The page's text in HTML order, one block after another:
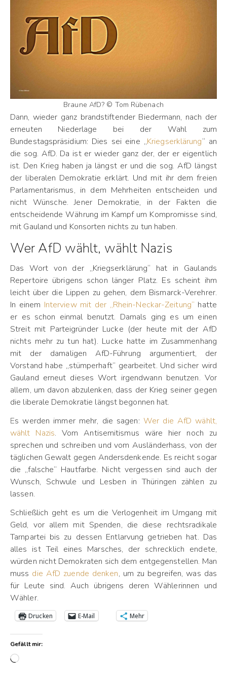
Braune AfD? © Tom Rübenach
Dann, wieder ganz brandstiftender Biedermann, nach der
erneuten Niederlage bei der Wahl zum
Bundestagspräsidium: Dies sei eine „Kriegserklärung“ an
die sog. AfD. Da ist er wieder ganz der, der er eigentlich
ist. Den Krieg haben ja längst er und die sog. AfD längst
der liberalen Demokratie erklärt. Und mit ihr dem freien
Parlamentarismus, in dem Mehrheiten entscheiden und
nicht Wünsche. Jener Demokratie, in der Fakten die
entscheidende Währung im Kampf um Kompromisse sind,
mit Gauland und Konsorten nichts zu tun haben.
Wer AfD wählt, wählt Nazis
Das Wort von der „Kriegserklärung“ hat in Gaulands
Repertoire übrigens schon länger Platz. Es scheint ihm
leicht über die Lippen zu gehen, dem Bismarck-Verehrer.
In einem Interview mit der „Rhein-Neckar-Zeitung“ hatte
er es schon einmal benutzt. Damals ging es um einen
Streit mit Parteigründer Lucke (der heute mit der AfD
nichts mehr zu tun hat). Lucke hatte im Zusammenhang
mit der damaligen AfD-Führung argumentiert, der
Vorstand habe „stümperhaft“ gearbeitet. Und sicher wird
Gauland erneut dieses Wort irgendwann benutzen. Vor
allem, um davon abzulenken, dass der Krieg seiner gegen
die liberale Demokratie längst begonnen hat.
Es werden immer mehr, die sagen: Wer die AfD wählt,
wählt Nazis. Vom Antisemitismus wäre hier noch zu
sprechen und schreiben und vom Ausländerhass, von der
täglichen Gewalt gegen Andersdenkende. Es reicht sogar
die „falsche“ Hautfarbe. Nicht vergessen sind auch der
Wunsch, Schwule und Lesben in Thüringen zählen zu
lassen.
Schließlich geht es um die Verlogenheit im Umgang mit
Geld, vor allem mit Spenden, die diese rechtsradikale
Tarnpartei bis zu dessen Entlarvung getrieben hat. Das
alles ist Teil eines Marsches, der schrecklich endete,
würden nicht Demokraten sich dem entgegenstellen. Man
muss die AfD zuende denken, um zu begreifen, was das
für Leute sind. Auch übrigens deren Wählerinnen und
Wähler.
Drucken E-Mail Mehr
Gefällt mir:
Wird geladen …